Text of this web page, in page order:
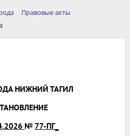
Правовые акты
НИЖНИЙ ТАГИЛ
№ 77-ПГ_